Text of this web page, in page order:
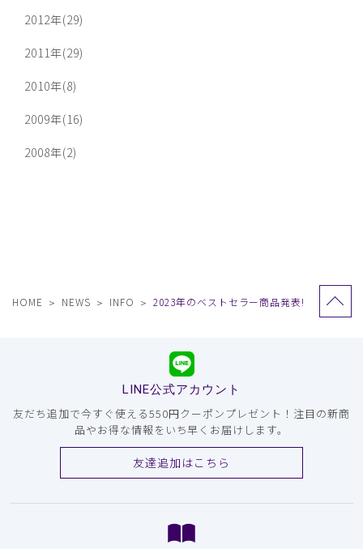
2012年(29)
2011年(29)
2010年(8)
2009年(16)
2008年(2)
HOME NEWS INFO 2023年のベストセラー商品発表!
LINE公式アカウント
友だち追加で今すぐ使える550円クーポンプレゼント！注目の新商
品やお得な情報をいち早くお届けします。
友達追加はこちら